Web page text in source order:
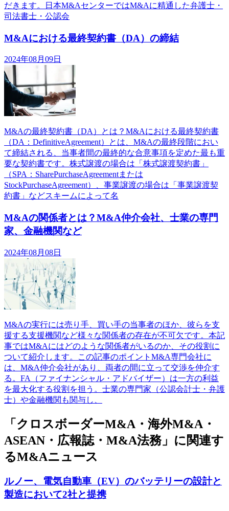
だきます。日本M&AセンターではM&Aに精通した弁護士・
司法書士・公認会
M&Aにおける最終契約書（DA）の締結
2024年08月09日
M&Aの最終契約書（DA）とは？M&Aにおける最終契約書
（DA：DefinitiveAgreement）とは、M&Aの最終段階におい
て締結される、当事者間の最終的な合意事項を定めた最も重
要な契約書です。株式譲渡の場合は「株式譲渡契約書」
（SPA：SharePurchaseAgreementまたは
StockPurchaseAgreement）、事業譲渡の場合は「事業譲渡契
約書」などスキームによって名
M&Aの関係者とは？M&A仲介会社、士業の専門
家、金融機関など
2024年08月08日
M&Aの実行には売り手、買い手の当事者のほか、彼らを支
援する支援機関など様々な関係者の存在が不可欠です。本記
事ではM&Aにはどのような関係者がいるのか、その役割に
ついて紹介します。この記事のポイントM&A専門会社に
は、M&A仲介会社があり、両者の間に立って交渉を仲介す
る。FA（ファイナンシャル・アドバイザー）は一方の利益
を最大化する役割を担う。士業の専門家（公認会計士・弁護
士）や金融機関も関与し、
「クロスボーダーM&A・海外M&A・
ASEAN・広報誌・M&A法務」に関連す
るM&Aニュース
ルノー、電気自動車（EV）のバッテリーの設計と
製造において2社と提携